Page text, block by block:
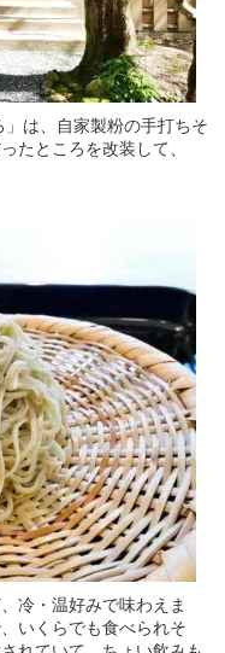
は、自家製粉の手打ちそ
たところを改装して、
冷・温好みで味わえま
いくらでも食べられそ